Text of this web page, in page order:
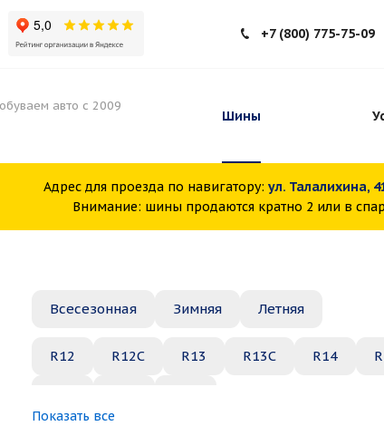
+7 (800) 775-75-09
авто с 2009
Шины
Адрес для проезда по навигатору: ул. Талалихина,
Внимание: шины продаются кратно 2 или в
Всесезонная Зимняя Летняя
R12 R12C R13 R13C R14
Показать все